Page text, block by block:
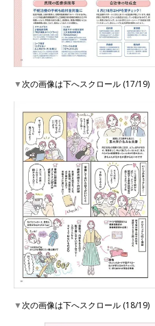
▼次の画像は下へスクロール (17/19)
▼次の画像は下へスクロール (18/19)